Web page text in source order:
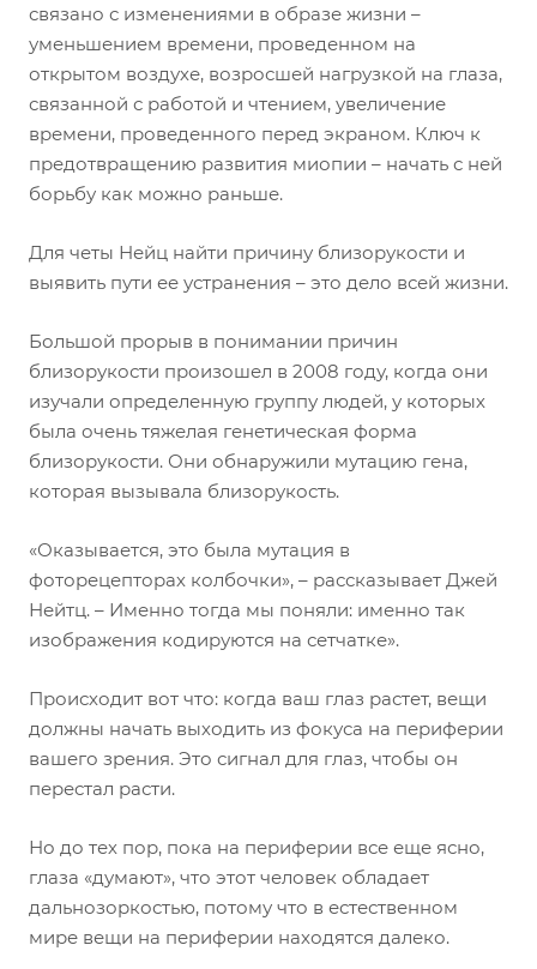
связано с изменениями в образе жизни –
уменьшением времени, проведенном на
открытом воздухе, возросшей нагрузкой на глаза,
связанной с работой и чтением, увеличение
времени, проведенного перед экраном. Ключ к
предотвращению развития миопии – начать с ней
борьбу как можно раньше.
Для четы Нейц найти причину близорукости и
выявить пути ее устранения – это дело всей жизни.
Большой прорыв в понимании причин
близорукости произошел в 2008 году, когда они
изучали определенную группу людей, у которых
была очень тяжелая генетическая форма
близорукости. Они обнаружили мутацию гена,
которая вызывала близорукость.
«Оказывается, это была мутация в
фоторецепторах колбочки», – рассказывает Джей
Нейтц. – Именно тогда мы поняли: именно так
изображения кодируются на сетчатке».
Происходит вот что: когда ваш глаз растет, вещи
должны начать выходить из фокуса на периферии
вашего зрения. Это сигнал для глаз, чтобы он
перестал расти.
Но до тех пор, пока на периферии все еще ясно,
глаза «думают», что этот человек обладает
дальнозоркостью, потому что в естественном
мире вещи на периферии находятся далеко.